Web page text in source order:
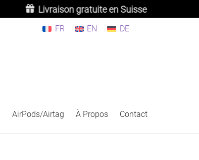
Livraison gratuite en Suisse
FR EN DE
AirPods/Airtag À Propos Contact